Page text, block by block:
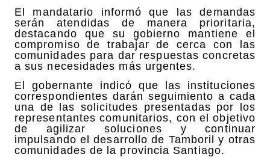
El mandatario informó que las demandas
serán atendidas de manera prioritaria,
destacando que su gobierno mantiene el
compromiso de trabajar de cerca con las
comunidades para dar respuestas concretas
a sus necesidades más urgentes.
El gobernante indicó que las instituciones
correspondientes darán seguimiento a cada
una de las solicitudes presentadas por los
representantes comunitarios, con el objetivo
de agilizar soluciones y continuar
impulsando el desarrollo de Tamboril y otras
comunidades de la provincia Santiago.